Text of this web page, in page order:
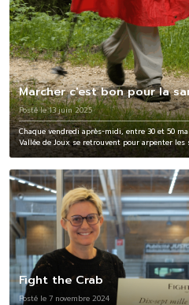
Marcher c'est bon pour la
Posté le 13 juin 2025
Chaque vendredi après-midi, entre 30 et 50
Vallée de Joux se retrouvent pour arpenter les
Fight the Crab
Posté le 7 novembre 2024